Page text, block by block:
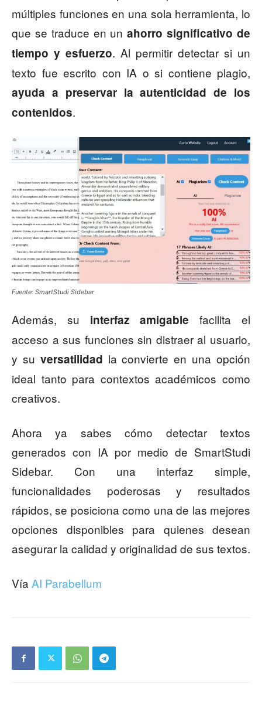
múltiples funciones en una sola herramienta, lo
que se traduce en unahorro significativo de
tiempo y esfuerzo. Al permitir detectar si un
texto fue escrito con IA o si contiene plagio,
ayuda a preservar la autenticidad de los
contenidos.
Fuente: SmartStudi Sidebar
Además, su interfaz amigable facilita el
acceso a sus funciones sin distraer al usuario,
y su versatilidad la convierte en una opción
ideal tanto para contextos académicos como
creativos.
Ahora ya sabes cómo detectar textos
generados con IA por medio de SmartStudi
Sidebar. Con una interfaz simple,
funcionalidades poderosas y resultados
rápidos, se posiciona como una de las mejores
opciones disponibles para quienes desean
asegurar la calidad y originalidad de sus textos.
Vía AI Parabellum